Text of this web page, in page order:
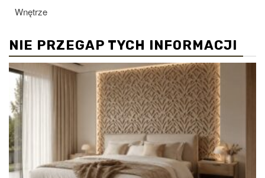
Wnętrze
NIE PRZEGAP TYCH INFORMACJI